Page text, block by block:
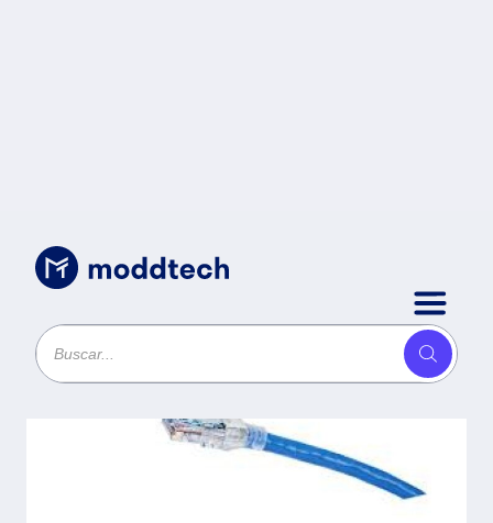
Cables /Patch Cord UTP CAT6A BELDEN
CA21106007 - 2, 1 m, RJ-45, Macho,
Azul